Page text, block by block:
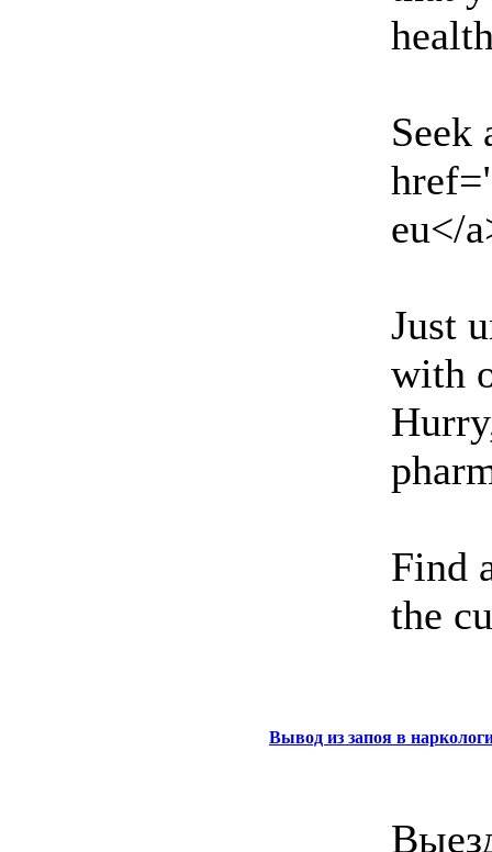
Seek
eu</
Just
with
Find
the
Вывод из запоя в